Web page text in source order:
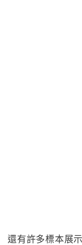
還有許多標本展